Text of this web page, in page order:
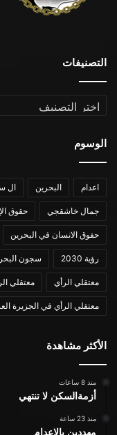
التصنيفات
التصنيفات
الوسوم
اعدام البحرين ال
جمال خاشقجي حقوق
حقوق الانسان في البحرين
رؤية 2030 سجون
معتقلي الرأي معتقلي
معتقلي الرأي في الجزيرة
الأكثر مشاهدة
منذ 8 ساعات
أزمةالسكن لا تنتهي
منذ 23 ساعة
مهددين بالإعدام